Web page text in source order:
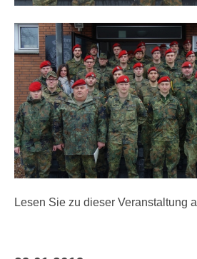
Lesen Sie zu dieser Veranstaltung